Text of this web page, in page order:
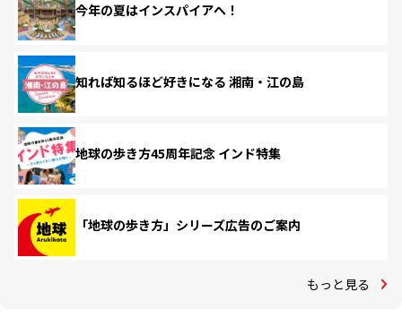
今年の夏はインスパイアへ！
知れば知るほど好きになる 湘南・江の島
地球の歩き方45周年記念 インド特集
「地球の歩き方」シリーズ広告のご案内
もっと見る